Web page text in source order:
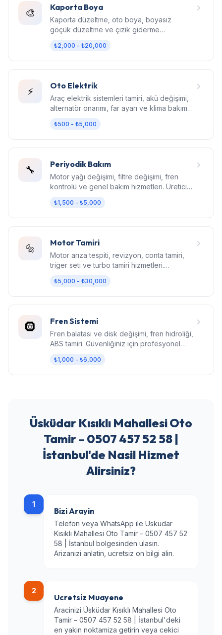
🎨 Kaporta Boya
Kaporta düzeltme, oto boya, boyasız
göçük düzeltme ve çizik giderme
₺2,000 - ₺20,000
⚡ Oto Elektrik
Araç elektrik sistemleri tamiri, akü değişimi,
alternatör onarımı, far ayarı ve klima bakım
₺500 - ₺5,000
🔧 Periyodik Bakım
Motor yağı değişimi, filtre değişimi, fren
kontrolü ve genel bakım hizmetleri. Üretici
₺1,500 - ₺5,000
🔩 Motor Tamiri
Motor arıza tespiti, revizyon, conta tamiri,
triger seti ve turbo tamiri hizmetleri.
₺5,000 - ₺30,000
🛞 Fren Sistemi
Fren balatası ve disk değişimi, fren hidroliği,
ABS tamiri. Güvenliğiniz için profesyonel
₺1,000 - ₺6,000
Üsküdar Kısıklı Mahallesi Oto
Tamir – 0507 457 52 58 |
İstanbul'de Nasil Hizmet
Alirsiniz?
1
Bizi Arayin
Telefon veya WhatsApp ile Üsküdar
Kısıklı Mahallesi Oto Tamir – 0507 457 52
58 | İstanbul bolgesinden ulasin.
Arizanizi anlatin, ucretsiz on bilgi alin.
2
Ucretsiz Muayene
Aracinizi Üsküdar Kısıklı Mahallesi Oto
Tamir – 0507 457 52 58 | İstanbul'deki
en yakin noktamiza getirin veya cekici